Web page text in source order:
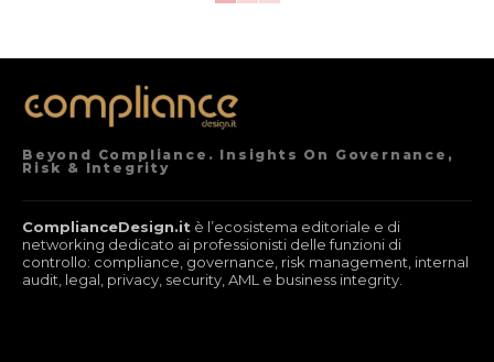
Beyond Compliance. Insights On Governance,
Risk & Integrity
ComplianceDesign.it è l’ecosistema editoriale e di
networking dedicato ai professionisti delle funzioni di
controllo: compliance, governance, risk management, internal
audit, legal, privacy, security, AML e business integrity.